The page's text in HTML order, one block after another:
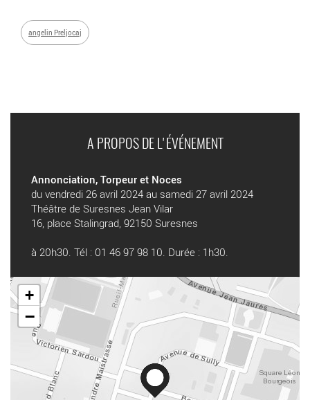
angelin Preljocaj
A PROPOS DE L'ÉVÉNEMENT
Annonciation, Torpeur et Noces
du vendredi 26 avril 2024 au samedi 27 avril 2024
Théâtre de Suresnes Jean Vilar
16, place Stalingrad, 92150 Suresnes
à 20h30. Tél : 01 46 97 98 10. Durée : 1h30.
+
−